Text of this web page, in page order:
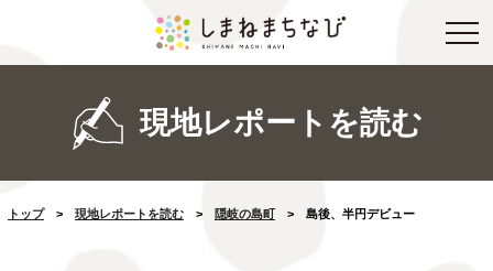
現地レポートを読む
トップ> 現地レポートを読む > 隠岐の島町 > 島後、半円デビュー